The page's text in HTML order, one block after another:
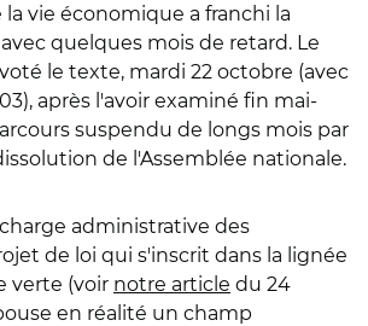
vie économique a franchi la
quelques mois de retard. Le
le texte, mardi 22 octobre (avec
après l'avoir examiné fin mai-
suspendu de longs mois par
de l'Assemblée nationale.
administrative des
de loi qui s'inscrit dans la lignée
verte (voir notre article du 24
en réalité un champ